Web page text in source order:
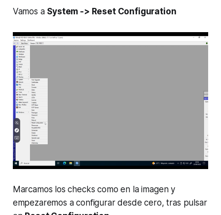
Vamos a System -> Reset Configuration
Marcamos los checks como en la imagen y
empezaremos a configurar desde cero, tras pulsar